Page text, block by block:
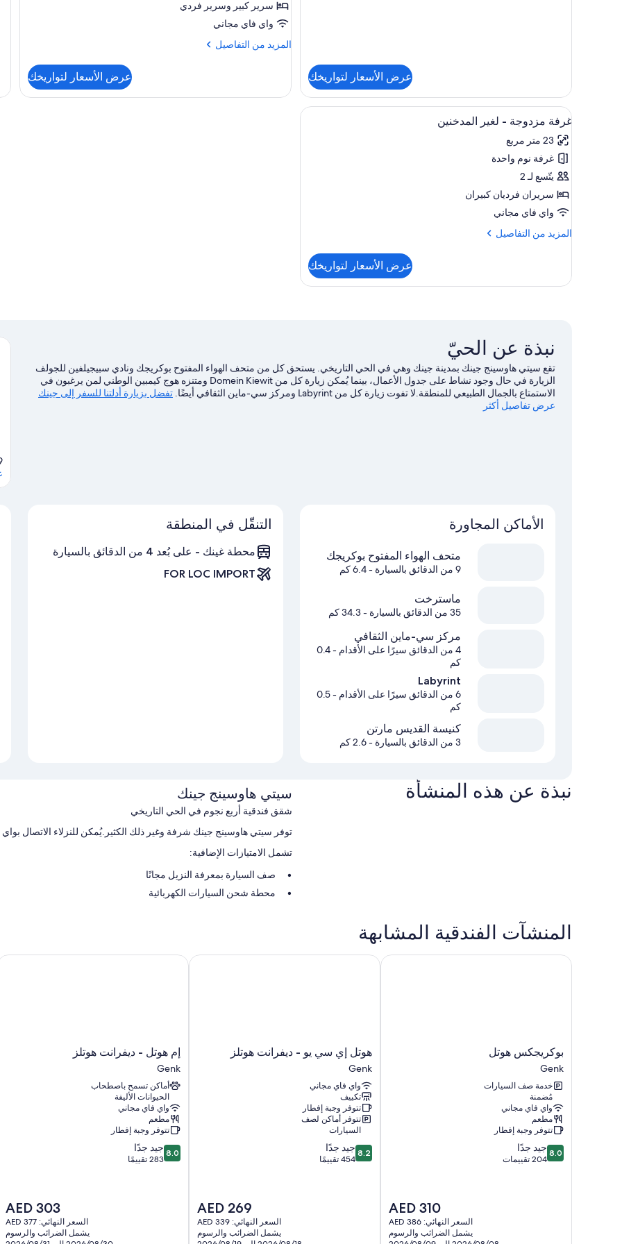
عرض الأسعار لتواريخك
سرير كبير‫‬ وسرير فردي
واي فاي مجاني
المزيد من التفاصيل
المزيد
الغرفة
عرض الأسعار لتواريخك
استعراض
جميع
صور
غرفة
مزدوجة
-
لغير
المدخنين
أغطية فراش متميزة وأسرّة بإسفنج يتكيف مع شكل الجسم وميني بار
5
غرفة مزدوجة - لغير المدخنين
23 متر مربع
غرفة نوم واحدة
يتّسع لـ 2
سريران فرديان كبيران
واي فاي مجاني
المزيد من التفاصيل
المزيد
غرفة
عرض الأسعار لتواريخك
نبذة عن الحيّ
تقع سيتي هاوسينج جينك بمدينة جينك وهي في الحي التاريخي. يستحق كل من متحف الهواء المفتوح بوكريجك ونادي سبيجيلفين للجولف
الزيارة في حال وجود نشاط على جدول الأعمال، بينما يُمكن زيارة كل من Domein Kiewit ومتنزه هوج كيمبين الوطني لمن يرغبون في
الاستمتاع بالجمال الطبيعي للمنطقة.لا تفوت زيارة كل من Labyrint ومركز سي-ماين الثقافي أيضًا.
تفضل بزيارة أدلتنا للسفر إلى جينك
عرض تفاصيل أكثر
3600
الأماكن المجاورة
متحف الهواء المفتوح بوكريجك
9 من الدقائق بالسيارة - 6.4 كم
ماسترخت
35 من الدقائق بالسيارة - 34.3 كم
مركز سي-ماين الثقافي
4 من الدقائق سيرًا على الأقدام
- 0.4
كم
Labyrint
6 من الدقائق سيرًا على الأقدام
- 0.5
كم
كنيسة القديس مارتن
3 من الدقائق بالسيارة - 2.6 كم
التنقّل في المنطقة
محطة غينك - على بُعد 4 من الدقائق بالسيارة
FOR LOC IMPORT
نبذة عن هذه المنشأة سيتي هاوسينج جينك
شقق فندقية أربع نجوم في الحي التاريخي
توفر سيتي هاوسينج جينك شرفة وغير ذلك الكثير.يُمكن للنزلاء الاتصال
تشمل الامتيازات الإضافية:
صف السيارة بمعرفة النزيل مجانًا
محطة شحن السيارات الكهربائية
بالإضافة إلى مزايا مثل إنترنت لاسلكي مجاناً وبتجهيزات عازلة للصوت.
المنشآت الفندقية المشابهة
بوكريجكس
هوتل
Genk
بوكريجكس هوتل
Genk
خدمة صف السيارات
مُضمنة
واي فاي مجاني
مطعم
تتوفر وجبة إفطار
8.0
من
8.0 جيد جدًا
204 تقييمات
السعر
الحالي
هو
AED 310
السعر النهائي: AED 386
يشمل الضرائب والرسوم
بوكريجكس هوتل
هوتل
إي
سي
يو
-
ديفرانت
هوتلز
هوتل إي سي يو - ديفرانت هوتلز
Genk
واي فاي مجاني
تكييف
تتوفر وجبة إفطار
تتوفر أماكن لصف
السيارات
8.2
من
8.2 جيد جدًا
454 تقييمًا
السعر
الحالي
هو
AED 269
السعر النهائي: AED 339
يشمل الضرائب والرسوم
هوتل إي سي يو - ديفرانت هوتلز
إم
هوتل
-
ديفرانت
هوتلز
Genk
إم هوتل - ديفرانت هوتلز
Genk
أماكن تسمح باصطحاب
الحيوانات الأليفة
واي فاي مجاني
مطعم
تتوفر وجبة إفطار
8.0
من
8.0 جيد جدًا
283 تقييمًا
السعر
الحالي
هو
AED 303
السعر النهائي: AED 377
يشمل الضرائب والرسوم
إم هوتل - ديفرانت هوتلز